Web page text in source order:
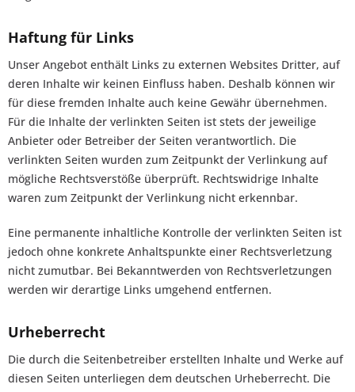
Haftung für Links
Unser Angebot enthält Links zu externen Websites Dritter, auf
deren Inhalte wir keinen Einfluss haben. Deshalb können wir
für diese fremden Inhalte auch keine Gewähr übernehmen.
Für die Inhalte der verlinkten Seiten ist stets der jeweilige
Anbieter oder Betreiber der Seiten verantwortlich. Die
verlinkten Seiten wurden zum Zeitpunkt der Verlinkung auf
mögliche Rechtsverstöße überprüft. Rechtswidrige Inhalte
waren zum Zeitpunkt der Verlinkung nicht erkennbar.
Eine permanente inhaltliche Kontrolle der verlinkten Seiten ist
jedoch ohne konkrete Anhaltspunkte einer Rechtsverletzung
nicht zumutbar. Bei Bekanntwerden von Rechtsverletzungen
werden wir derartige Links umgehend entfernen.
Urheberrecht
Die durch die Seitenbetreiber erstellten Inhalte und Werke auf
diesen Seiten unterliegen dem deutschen Urheberrecht. Die